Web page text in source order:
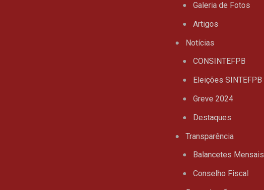
Galeria de Fotos
Artigos
Notícias
CONSINTEFPB
Eleições SINTEFPB
Greve 2024
Destaques
Transparência
Balancetes Mensais
Conselho Fiscal